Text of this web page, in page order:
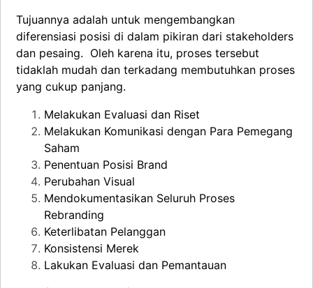
Tujuannya adalah untuk mengembangkan
diferensiasi posisi di dalam pikiran dari stakeholders
dan pesaing. Oleh karena itu, proses tersebut
tidaklah mudah dan terkadang membutuhkan proses
yang cukup panjang.
Melakukan Evaluasi dan Riset
Melakukan Komunikasi dengan Para Pemegang
Saham
Penentuan Posisi Brand
Perubahan Visual
Mendokumentasikan Seluruh Proses
Rebranding
Keterlibatan Pelanggan
Konsistensi Merek
Lakukan Evaluasi dan Pemantauan